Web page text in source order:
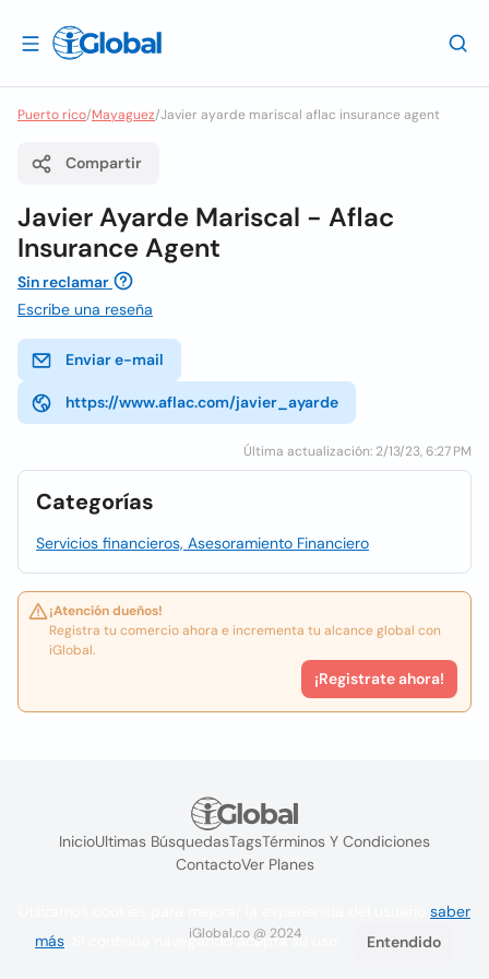
Puerto rico/Mayaguez/Javier ayarde mariscal aflac insurance agent
Compartir
Javier Ayarde Mariscal - Aflac
Insurance Agent
Sin reclamar
Escribe una reseña
Enviar e-mail
https://www.aflac.com/javier_ayarde
Última actualización: 2/13/23, 6:27 PM
Categorías
Servicios financieros, Asesoramiento Financiero
¡Atención dueños!
Registra tu comercio ahora e incrementa tu alcance global con
iGlobal.
¡Registrate ahora!
InicioUltimas BúsquedasTagsTérminos Y Condiciones
ContactoVer Planes
iGlobal.co @ 2024
saber
más . Si continúa navegando acepta su uso. Entendido